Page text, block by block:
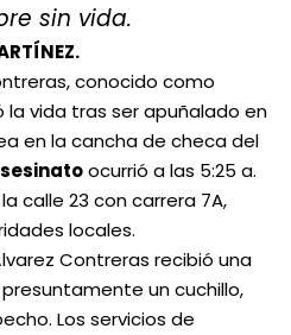
sin vida.
conocido como
la vida tras ser apuñalado en
en la cancha de checa del
ocurrió a las 5:25 a.
calle 23 con carrera 7A,
locales.
Contreras recibió una
un cuchillo,
Los servicios de